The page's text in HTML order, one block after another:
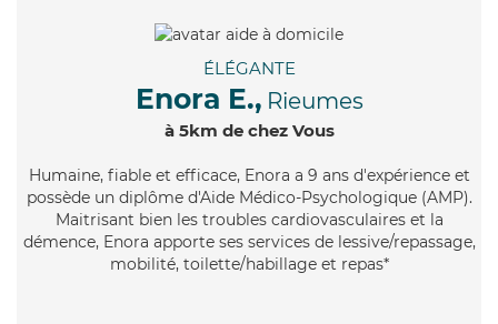
ÉLÉGANTE
Enora E., Rieumes
à 5km de chez Vous
Humaine, fiable et efficace, Enora a 9 ans d'expérience et
possède un diplôme d'Aide Médico-Psychologique (AMP).
Maitrisant bien les troubles cardiovasculaires et la
démence, Enora apporte ses services de lessive/repassage,
mobilité, toilette/habillage et repas*